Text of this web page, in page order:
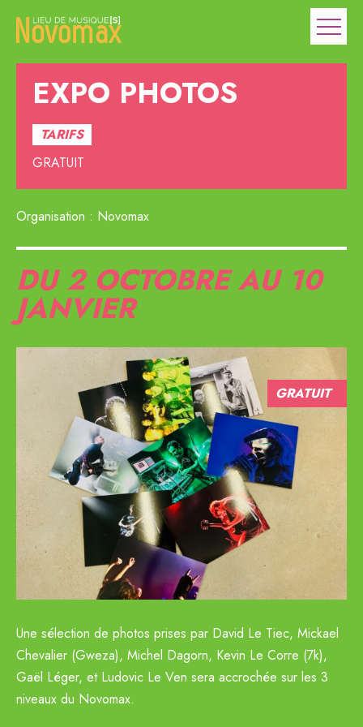
EXPO PHOTOS
TARIFS
GRATUIT
Organisation : Novomax
DU 2 OCTOBRE AU 10
JANVIER
GRATUIT
Une sélection de photos prises par David Le Tiec, Mickael
Chevalier (Gweza), Michel Dagorn, Kevin Le Corre (7k),
Gaël Léger, et Ludovic Le Ven sera accrochée sur les 3
niveaux du Novomax.